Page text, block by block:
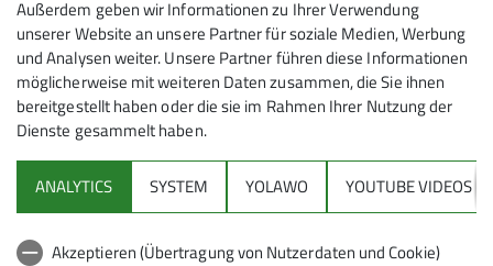
Bud­deln im Schnee und Ab­brem­sen im Fal­le ei­nes
Stur­zes in­ner­halb ei­nes stei­len Schnee­fel­des - mit und
oh­ne Ei­spi­ckel. Bei fast hoch­som­mer­li­che Tem­pe­ra­tu­
ren hat­ten wir sicht­lich Spaß, vor al­lem an letz­te­rer
Übung und stürz­ten uns joh­lend kopf­über den
Schnee­hang hin­un­ter.
Am Sams­tagnach­mit­tag rauch­ten die Köp­fe bei der
Tro­cken­übung zur Glet­scher­spal­ten­ber­gung: Mo­dul
Außerdem geben wir Informationen zu Ihrer Verwendung
unserer Website an unsere Partner für soziale Medien, Werbung
und Analysen weiter. Unsere Partner führen diese Informationen
möglicherweise mit weiteren Daten zusammen, die Sie ihnen
bereitgestellt haben oder die sie im Rahmen Ihrer Nutzung der
Dienste gesammelt haben.
ANALYTICS SYSTEM YOLAWO YOUTUBE VIDEOS
Akzeptieren (Übertragung von Nutzerdaten und Cookie)